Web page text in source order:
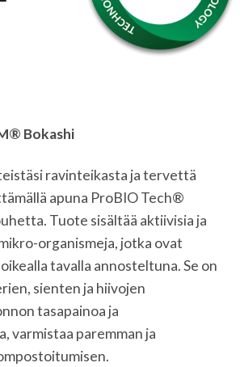
Bokashi
ravinteikasta ja tervettä
apuna ProBIO Tech®
Tuote sisältää aktiivisia ja
organismeja, jotka ovat
tavalla annosteltuna. Se on
sienten ja hiivojen
tasapainoa ja
varmistaa paremman ja